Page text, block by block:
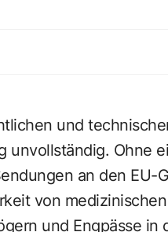
und
unvollständig. Ohne
an den EU-
von
und Engpässe